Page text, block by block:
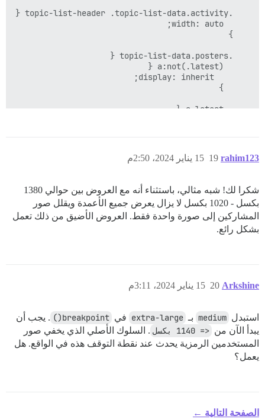
}
rahim123 15 يناير 2024، 2:50م 19
شكرا لك! شبه مثالي، باستثناء أنه مع العروض بين حوالي 1380
بكسل - 1020 بكسل لا يزال يعرض جميع الأعمدة ويقلل صور
المشاركين إلى صورة واحدة فقط. العروض الأضيق من ذلك تعمل
بشكل رائع.
Arkshine 15 يناير 2024، 3:11م 20
استبدل medium بـ extra-large في breakpoint()
. يجب أن
يبدأ الآن من <= 1140 بكسل
. السلوك الأصلي الذي يخفي صور
المستخدمين الرمزية يحدث عند نقطة التوقف هذه في الواقع. هل
يعمل؟
الصفحة التالية ←